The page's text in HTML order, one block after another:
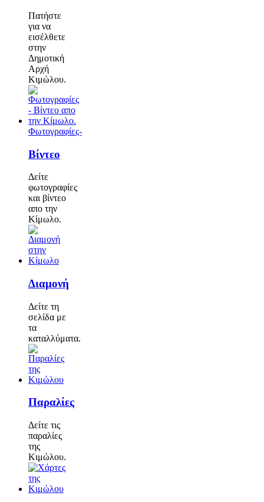
Πατήστε
για να
εισέλθετε
στην
Δημοτική
Αρχή
Κιμώλου.
Φωτογραφίες-
Βίντεο
Δείτε
φωτογραφίες
και βίντεο
απο την
Κίμωλο.
Διαμονή
Δείτε τη
σελίδα με
τα
καταλλύματα.
Παραλίες
Δείτε τις
παραλίες
της
Κιμώλου.